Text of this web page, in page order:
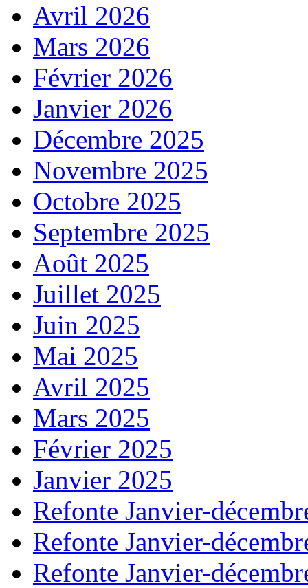
Avril 2026
Mars 2026
Février 2026
Janvier 2026
Décembre 2025
Novembre 2025
Octobre 2025
Septembre 2025
Août 2025
Juillet 2025
Juin 2025
Mai 2025
Avril 2025
Mars 2025
Février 2025
Janvier 2025
Refonte Janvier-
Refonte Janvier-
Refonte Janvier-